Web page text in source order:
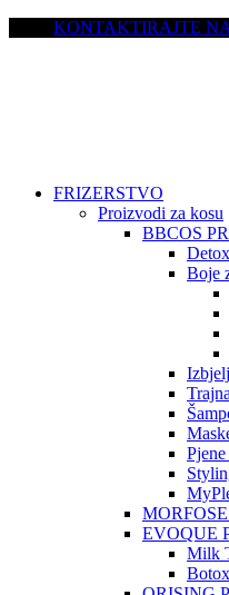
KONTAKTIRAJTE
FRIZERSTVO
Proizvodi za kosu
BBCOS
Boje
EVOQUE
Milk